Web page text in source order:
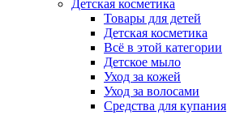
Детская косметика
Товары для детей
Детская косметика
Всё в этой категории
Детское мыло
Уход за кожей
Уход за волосами
Средства для купания